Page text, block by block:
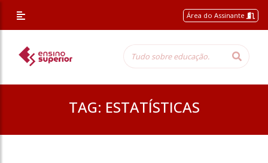
Área do Assinante
TAG: ESTATÍSTICAS